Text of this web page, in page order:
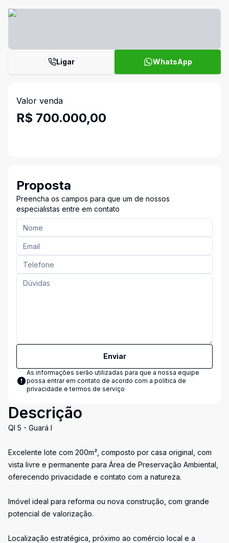
Ligar WhatsApp
Valor venda
R$ 700.000,00
Proposta
Preencha os campos para que um de nossos
especialistas entre em contato
Enviar
As informações serão utilizadas para que a nossa equipe
possa entrar em contato de acordo com a política de
privacidade e termos de serviço
Descrição
QI 5 - Guará I
Excelente lote com 200m², composto por casa original, com
vista livre e permanente para Área de Preservação Ambiental,
oferecendo privacidade e contato com a natureza.
Imóvel ideal para reforma ou nova construção, com grande
potencial de valorização.
Localização estratégica, próximo ao comércio local e a